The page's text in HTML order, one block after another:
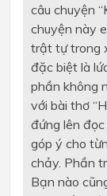
câu chuyện
chuyện này
trật tự trong
đặc biệt là
phần không
với bài thơ
đứng lên
góp ý cho
chảy. Phần
Bạn nào